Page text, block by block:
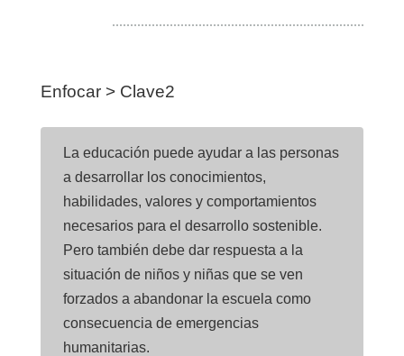
Enfocar > Clave2
La educación puede ayudar a las personas
a desarrollar los conocimientos,
habilidades, valores y comportamientos
necesarios para el desarrollo sostenible.
Pero también debe dar respuesta a la
situación de niños y niñas que se ven
forzados a abandonar la escuela como
consecuencia de emergencias
humanitarias.